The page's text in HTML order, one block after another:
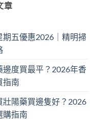
章
期五優惠2026｜精明掃
邊度買最平？2026年香
指南
壯陽藥買邊隻好？2026
購指南